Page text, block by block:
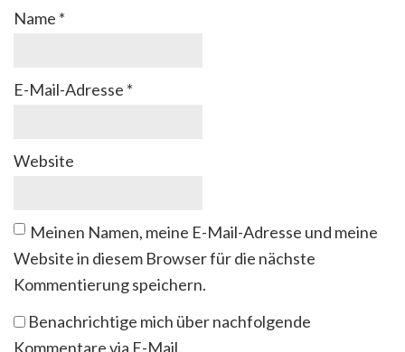
Name *
E-Mail-Adresse *
Website
Meinen Namen, meine E-Mail-Adresse und meine
Website in diesem Browser für die nächste
Kommentierung speichern.
Benachrichtige mich über nachfolgende
Kommentare via E-Mail.